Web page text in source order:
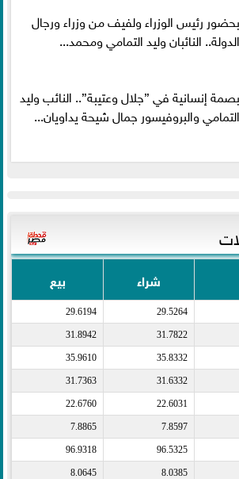
بحضور رئيس الوزراء ولفيف من وزراء ورجال
الدولة.. النائبان وليد التمامي ومحمد...
بصمة إنسانية في ”جلال وعتيبة”.. النائب وليد
التمامي والبروفيسور جمال شيحة يداويان...
شراء بيع
29.5264
29.6194
31.7822
31.8942
35.8332
35.9610
31.6332
31.7363
22.6031
22.6760
7.8597
7.8865
96.5325
96.9318
8.0385
8.0645